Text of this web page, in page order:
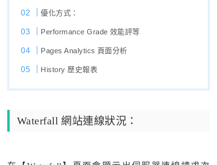
優化方式：
Performance Grade 效能評等
Pages Analytics 頁面分析
History 歷史報表
Waterfall 網站連線狀況：